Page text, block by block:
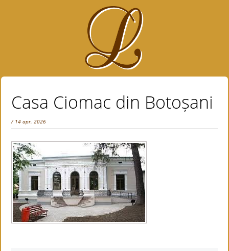
Casa Ciomac din Botoșani
/ 14 apr. 2026